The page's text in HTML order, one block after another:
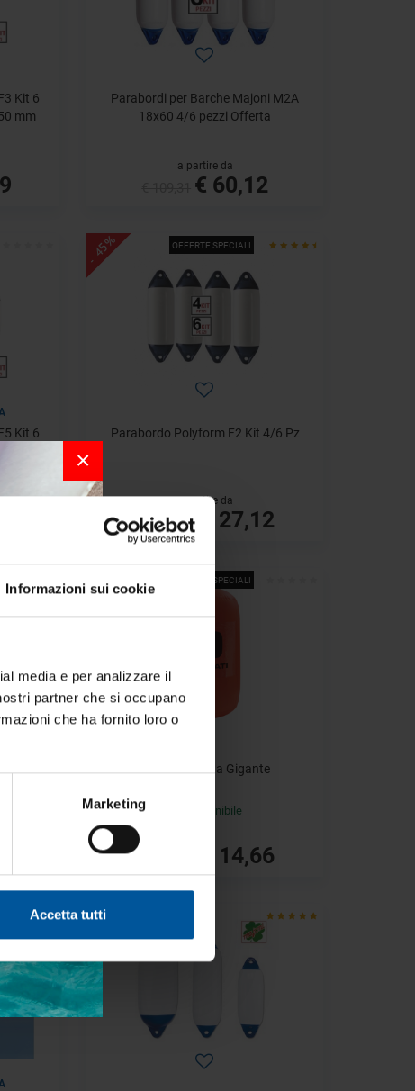
la
per chi
bordo.
×
Informazioni sui cookie
media e per analizzare il
partner che si occupano
che ha fornito loro o
Marketing
Accetta tutti
Kit 6
mm
Parabordi per Barche Majoni M2A
18x60 4/6 pezzi Offerta
a partire da
€ 60,12
Kit 6
mm
OFFERTE SPECIALI
- 45%
Parabordo Polyform F2 Kit 4/6 Pz
a partire da
€ 231,12 € 127,12
6 Pz
OFFERTE SPECIALI
- 23%
Boa da Regata Gigante
Disponibile
€ 114,66
- 45%